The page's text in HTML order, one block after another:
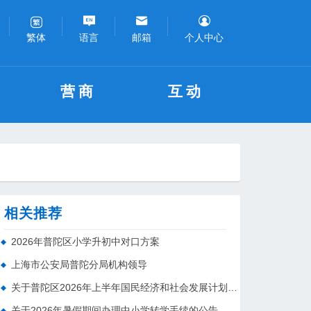
繁体 语言 邮箱 个人中心
营商 互动
相关推荐
2026年普陀区小学升初中对口方案
上海市公安局普陀分局机构领导